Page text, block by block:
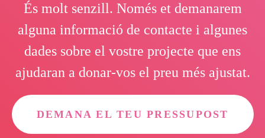
És molt senzill. Només et demanarem
alguna informació de contacte i algunes
dades sobre el vostre projecte que ens
ajudaran a donar-vos el preu més ajustat.
DEMANA EL TEU PRESSUPOST